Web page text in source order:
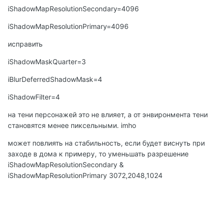
iShadowMapResolutionSecondary=4096
iShadowMapResolutionPrimary=4096
исправить
iShadowMaskQuarter=3
iBlurDeferredShadowMask=4
iShadowFilter=4
на тени персонажей это не влияет, а от энвиронмента тени
становятся менее пиксельными. imho
может повлиять на стабильность, если будет виснуть при
заходе в дома к примеру, то уменьшать разрешение
iShadowMapResolutionSecondary &
iShadowMapResolutionPrimary 3072,2048,1024